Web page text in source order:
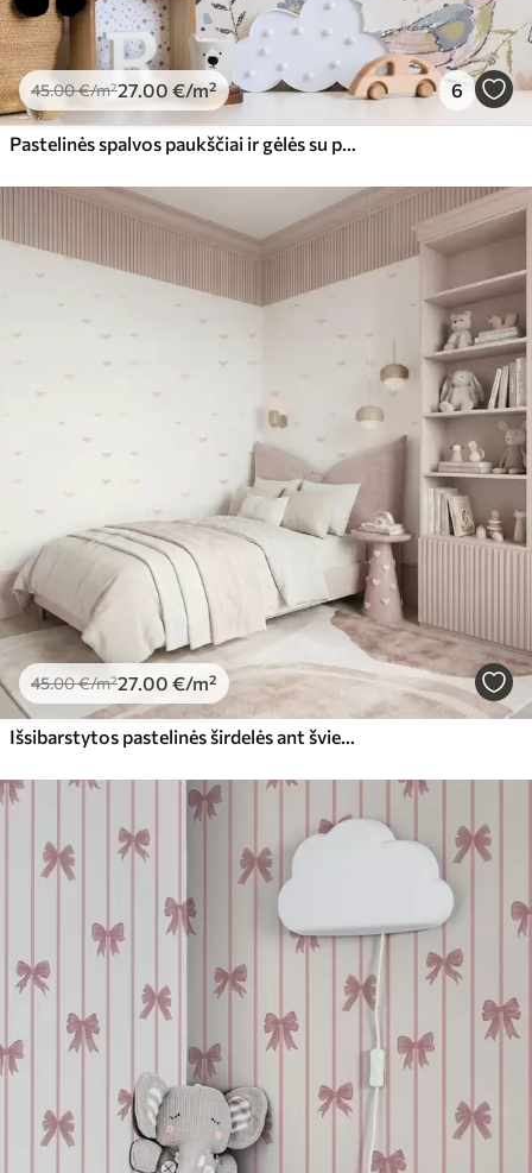
45.00€/m²27.00 €/m² 6
Pastelinės spalvos paukščiai ir gėlės su pusmėnuliais ant balto fono
45.00€/m²27.00 €/m²
Išsibarstytos pastelinės širdelės ant šviesaus fono